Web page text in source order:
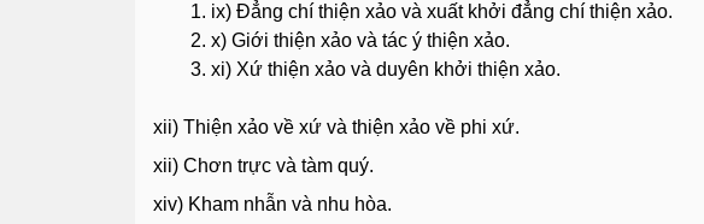
ix) Ðẳng chí thiện xảo và xuất khởi đẳng chí thiện xảo.
x) Giới thiện xảo và tác ý thiện xảo.
xi) Xứ thiện xảo và duyên khởi thiện xảo.
xii) Thiện xảo về xứ và thiện xảo về phi xứ.
xii) Chơn trực và tàm quý.
xiv) Kham nhẫn và nhu hòa.